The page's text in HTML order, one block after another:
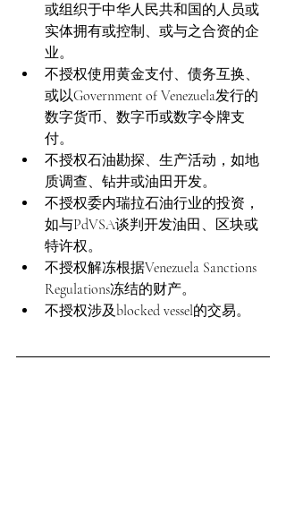
或组织于中华人民共和国的人员或
实体拥有或控制、或与之合资的企
业。
不授权使用黄金支付、债务互换、
或以Government of Venezuela发行的
数字货币、数字币或数字令牌支
付。
不授权石油勘探、生产活动，如地
质调查、钻井或油田开发。
不授权委内瑞拉石油行业的投资，
如与PdVSA谈判开发油田、区块或
特许权。
不授权解冻根据Venezuela Sanctions
Regulations冻结的财产。
不授权涉及blocked vessel的交易。